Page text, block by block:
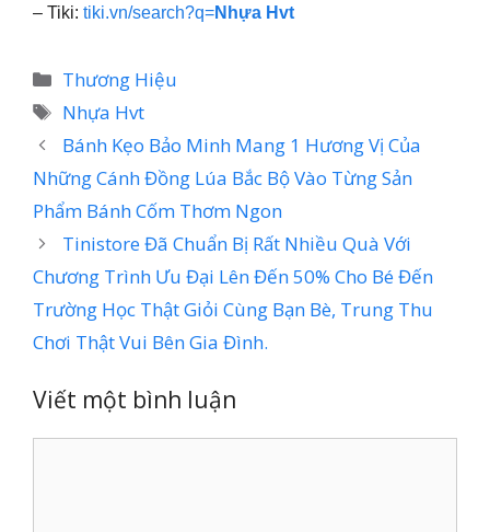
– Tiki: tiki.vn/search?q=Nhựa Hvt
Danh
mục
Thương Hiệu
Thẻ
Nhựa Hvt
Bánh Kẹo Bảo Minh Mang 1 Hương Vị Của
Những Cánh Đồng Lúa Bắc Bộ Vào Từng Sản
Phẩm Bánh Cốm Thơm Ngon
Tinistore Đã Chuẩn Bị Rất Nhiều Quà Với
Chương Trình Ưu Đại Lên Đến 50% Cho Bé Đến
Trường Học Thật Giỏi Cùng Bạn Bè, Trung Thu
Chơi Thật Vui Bên Gia Đình.
Viết một bình luận